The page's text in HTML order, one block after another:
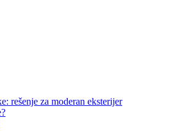
rešenje za moderan eksterijer